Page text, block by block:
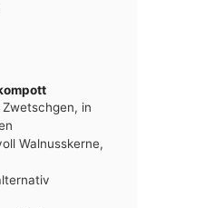
in
Walnusskerne,